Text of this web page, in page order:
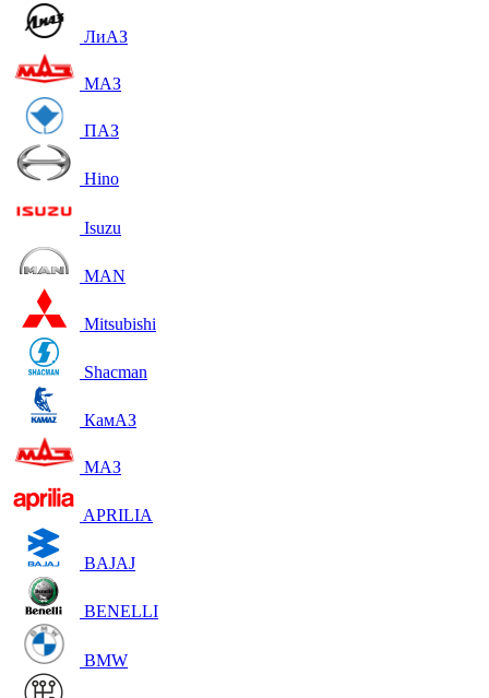
ЛиАЗ
МАЗ
ПАЗ
Hino
Isuzu
MAN
Mitsubishi
Shacman
КамАЗ
МАЗ
APRILIA
BAJAJ
BENELLI
BMW